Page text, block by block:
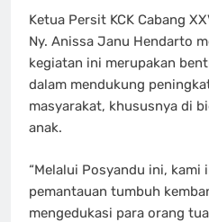
Ketua Persit KCK Cabang
Ny. Anissa Janu Hendarto
kegiatan ini merupakan
dalam mendukung
masyarakat, khususnya di
anak.
“Melalui Posyandu ini,
pemantauan tumbuh
mengedukasi para orang